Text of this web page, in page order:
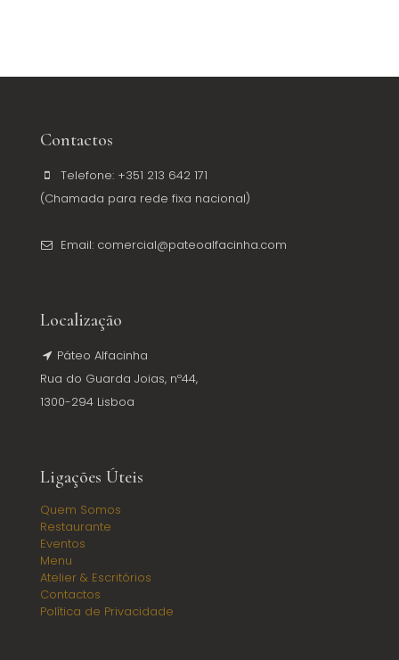
Contactos
Telefone: +351 213 642 171
(Chamada para rede fixa nacional)
Email: comercial@pateoalfacinha.com
Localização
Páteo Alfacinha
Rua do Guarda Joias, nº44,
1300-294 Lisboa
Ligações Úteis
Quem Somos
Restaurante
Eventos
Menu
Atelier & Escritórios
Contactos
Política de Privacidade